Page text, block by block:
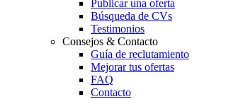
Publicar una oferta
Búsqueda de CVs
Testimonios
Consejos & Contacto
Guía de reclutamiento
Mejorar tus ofertas
FAQ
Contacto